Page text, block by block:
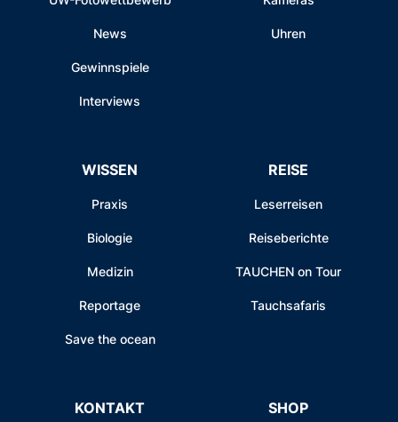
News
Gewinnspiele
Interviews
Uhren
WISSEN
Praxis
Biologie
Medizin
Reportage
Save the ocean
REISE
Leserreisen
Reiseberichte
TAUCHEN on Tour
Tauchsafaris
KONTAKT SHOP